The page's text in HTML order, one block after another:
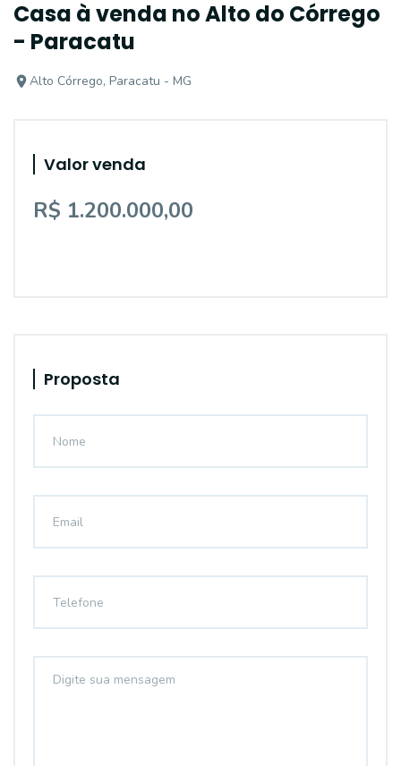
Casa à venda no Alto do Córrego
- Paracatu
Alto Córrego, Paracatu - MG
Valor venda
R$ 1.200.000,00
Proposta